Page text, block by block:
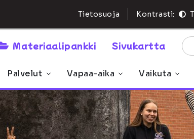
Tietosuoja Kontrasti:
Materiaalipankki Sivukartta
Palvelut Vapaa-aika Vaikuta